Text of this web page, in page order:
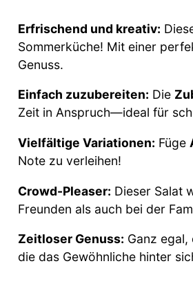
Erfrischend und kreativ:
Sommerküche! Mit einer
Genuss.
Einfach zuzubereiten: Die
Zeit in Anspruch—ideal für
Vielfältige Variationen: Füge
Note zu verleihen!
Crowd-Pleaser: Dieser Salat
Freunden als auch bei der
Zeitloser Genuss: Ganz
die das Gewöhnliche hinter